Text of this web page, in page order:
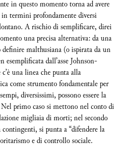
in questo momento torna ad avere
termini profondamente diversi
A rischio di semplificare, direi
una precisa alternativa: da una
malthusiana (o ispirata da un
esemplificata dall’asse Johnson-
una linea che punta alla
come strumento fondamentale per
diversissimi, possono essere la
primo caso si mettono nel conto di
migliaia di morti; nel secondo
si punta a “difendere la
e di controllo sociale.